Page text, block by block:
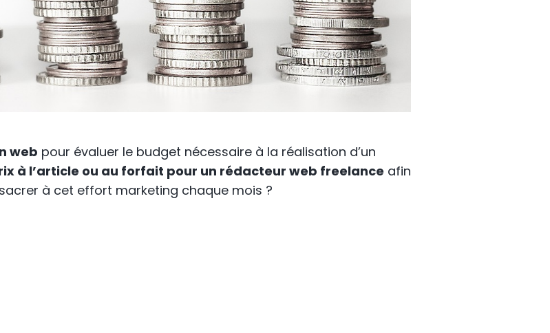
web pour évaluer le budget nécessaire à la réalisation d’un
à l’article ou au forfait pour un rédacteur web freelance afin
à cet effort marketing chaque mois ?